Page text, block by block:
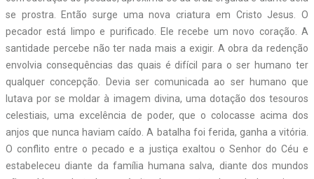
se prostra. Então surge uma nova criatura em Cristo Jesus. O
pecador está limpo e purificado. Ele recebe um novo coração. A
santidade percebe não ter nada mais a exigir. A obra da redenção
envolvia consequências das quais é difícil para o ser humano ter
qualquer concepção. Devia ser comunicada ao ser humano que
lutava por se moldar à imagem divina, uma dotação dos tesouros
celestiais, uma excelência de poder, que o colocasse acima dos
anjos que nunca haviam caído. A batalha foi ferida, ganha a vitória.
O conflito entre o pecado e a justiça exaltou o Senhor do Céu e
estabeleceu diante da família humana salva, diante dos mundos